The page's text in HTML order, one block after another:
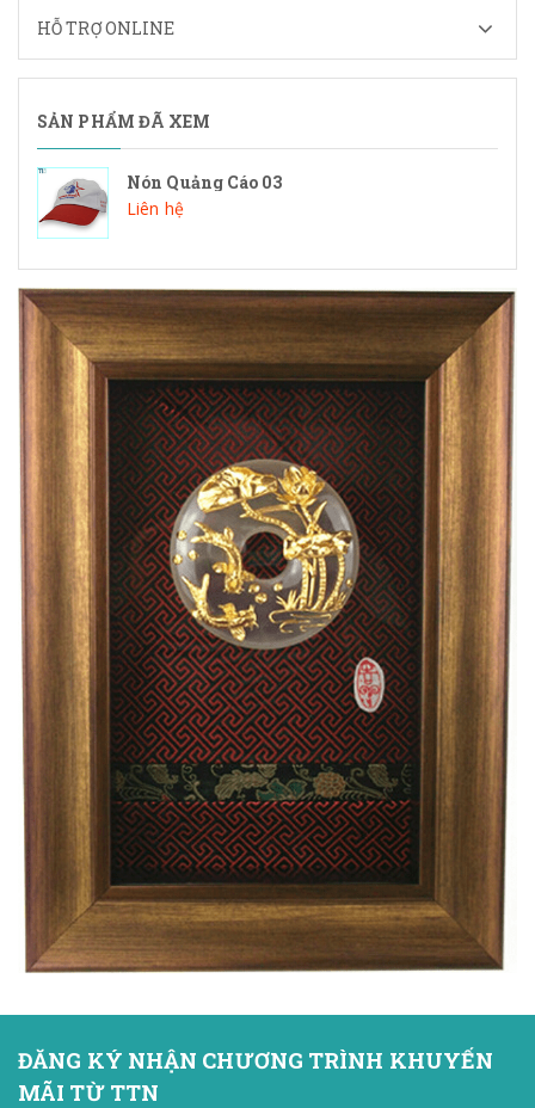
HỖ TRỢ ONLINE
SẢN PHẨM ĐÃ XEM
Nón Quảng Cáo 03
Liên hệ
ĐĂNG KÝ NHẬN CHƯƠNG TRÌNH KHUYẾN
MÃI TỪ TTN